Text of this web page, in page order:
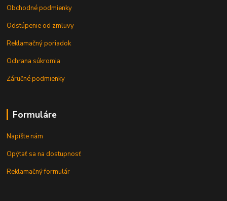
Obchodné podmienky
Odstúpenie od zmluvy
Reklamačný poriadok
Ochrana súkromia
Záručné podmienky
Formuláre
Napíšte nám
Opýtať sa na dostupnosť
Reklamačný formulár